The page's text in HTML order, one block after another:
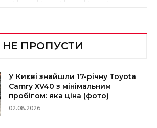
НЕ ПРОПУСТИ
У Києві знайшли 17-річну Toyota
Camry XV40 з мінімальним
пробігом: яка ціна (фото)
02.08.2026